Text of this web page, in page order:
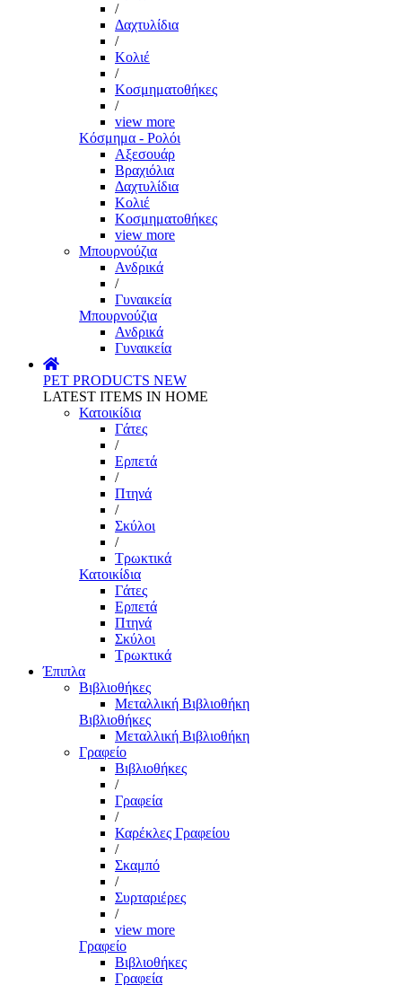
/
Δαχτυλίδια
/
Κολιέ
/
Κοσμηματοθήκες
/
view more
Κόσμημα - Ρολόι
Αξεσουάρ
Βραχιόλια
Δαχτυλίδια
Κολιέ
Κοσμηματοθήκες
view more
Μπουρνούζια
Ανδρικά
/
Γυναικεία
Μπουρνούζια
Ανδρικά
Γυναικεία
PET PRODUCTS NEW
LATEST ITEMS IN HOME
Κατοικίδια
Γάτες
/
Ερπετά
/
Πτηνά
/
Σκύλοι
/
Τρωκτικά
Κατοικίδια
Γάτες
Ερπετά
Πτηνά
Σκύλοι
Τρωκτικά
Έπιπλα
Βιβλιοθήκες
Μεταλλική Βιβλιοθήκη
Βιβλιοθήκες
Μεταλλική Βιβλιοθήκη
Γραφείο
Βιβλιοθήκες
/
Γραφεία
/
Καρέκλες Γραφείου
/
Σκαμπό
/
Συρταριέρες
/
view more
Γραφείο
Βιβλιοθήκες
Γραφεία